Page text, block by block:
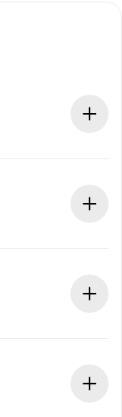
im Voraus.
wenn der
keine